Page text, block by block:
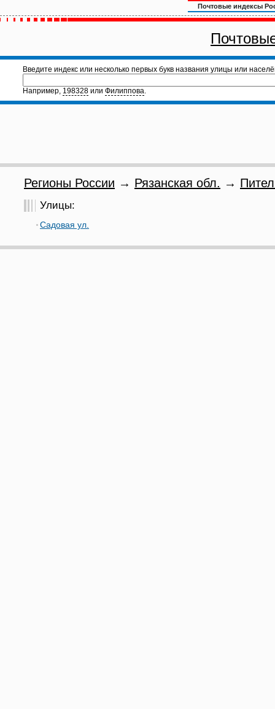
Почтовые индексы
Введите индекс или несколько первых букв названия улицы или
Например, 198328 или Филиппова.
Регионы России → Рязанская обл. →
Улицы:
Садовая ул.